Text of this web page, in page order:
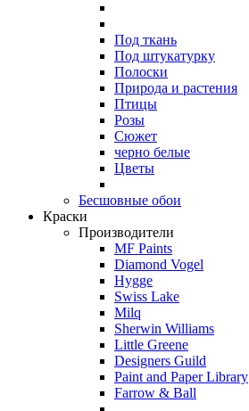
Под ткань
Под штукатурку
Полоски
Природа и растения
Птицы
Розы
Сюжет
черно белые
Цветы
Бесшовные обои
Краски
Производители
MF Paints
Diamond Vogel
Hygge
Swiss Lake
Milq
Sherwin Williams
Little Greene
Designers Guild
Paint and Paper Library
Farrow & Ball